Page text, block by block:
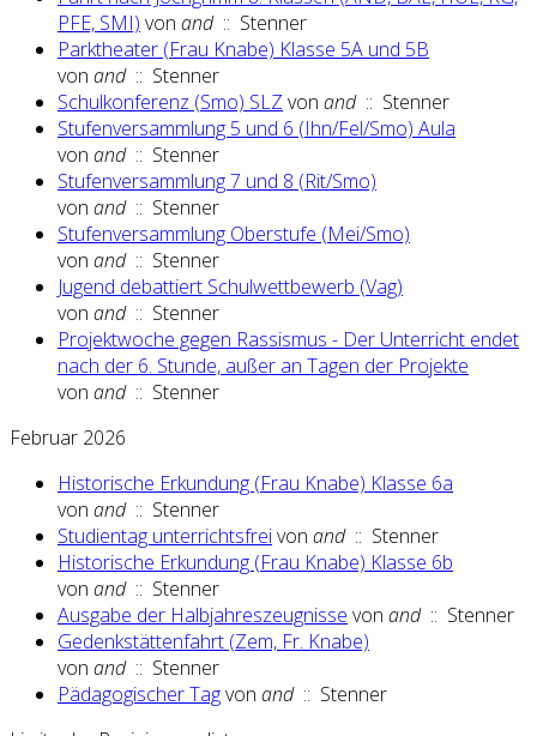
PFE, SMI) von and:: Stenner
Parktheater (Frau Knabe) Klasse 5A und 5B
von and:: Stenner
Schulkonferenz (Smo) SLZvon and:: Stenner
Stufenversammlung 5 und 6 (Ihn/Fel/Smo) Aula
von and:: Stenner
Stufenversammlung 7 und 8 (Rit/Smo)
von and:: Stenner
Stufenversammlung Oberstufe (Mei/Smo)
von and:: Stenner
Jugend debattiert Schulwettbewerb (Vag)
von and:: Stenner
Projektwoche gegen Rassismus - Der Unterricht endet
nach der 6. Stunde, außer an Tagen der Projekte
von and:: Stenner
Februar 2026
Historische Erkundung (Frau Knabe) Klasse 6a
von and:: Stenner
Studientag unterrichtsfreivon and:: Stenner
Historische Erkundung (Frau Knabe) Klasse 6b
von and:: Stenner
Ausgabe der Halbjahreszeugnisse von and:: Stenner
Gedenkstättenfahrt (Zem, Fr. Knabe)
von and:: Stenner
Pädagogischer Tagvon and:: Stenner